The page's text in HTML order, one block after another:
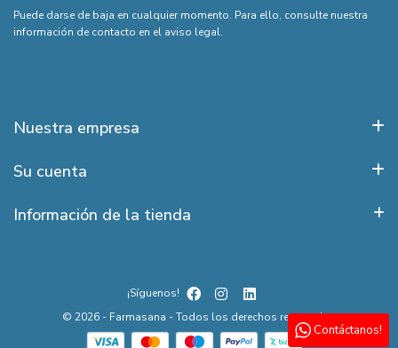
Puede darse de baja en cualquier momento. Para ello, consulte nuestra
información de contacto en el aviso legal.
Nuestra empresa
Su cuenta
Información de la tienda
© 2026 - Farmasana - Todos los derechos reservados
¡Síguenos!
Contáctanos!